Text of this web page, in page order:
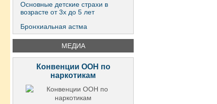
Основные детские страхи в
возрасте от 3х до 5 лет
Бронхиальная астма
МЕДИА
Конвенции ООН по
наркотикам